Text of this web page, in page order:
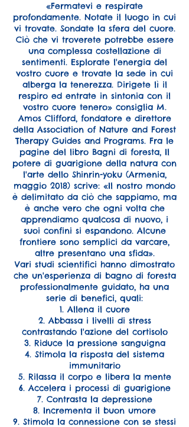
«Fermatevi e respirate
profondamente. Notate il luogo in cui
vi trovate. Sondate la sfera del cuore.
Ciò che vi troverete potrebbe essere
una complessa costellazione di
sentimenti. Esplorate l'energia del
vostro cuore e trovate la sede in cui
alberga la tenerezza. Dirigete lì il
respiro ed entrate in sintonia con il
vostro cuore tenero» consiglia M.
Amos Clifford, fondatore e direttore
della Association of Nature and Forest
Therapy Guides and Programs. Fra le
pagine del libro Bagni di foresta, Il
potere di guarigione della natura con
l'arte dello Shinrin-yoku (Armenia,
maggio 2018) scrive: «Il nostro mondo
è delimitato da ciò che sappiamo, ma
è anche vero che ogni volta che
apprendiamo qualcosa di nuovo, i
suoi confini si espandono. Alcune
frontiere sono semplici da varcare,
altre presentano una sfida».
Vari studi scientifici hanno dimostrato
che un'esperienza di bagno di foresta
professionalmente guidato, ha una
serie di benefici, quali:
1. Allena il cuore
2. Abbassa i livelli di stress
contrastando l'azione del cortisolo
3. Riduce la pressione sanguigna
4. Stimola la risposta del sistema
immunitario
5. Rilassa il corpo e libera la mente
6. Accelera i processi di guarigione
7. Contrasta la depressione
8. Incrementa il buon umore
9. Stimola la connessione con se stessi